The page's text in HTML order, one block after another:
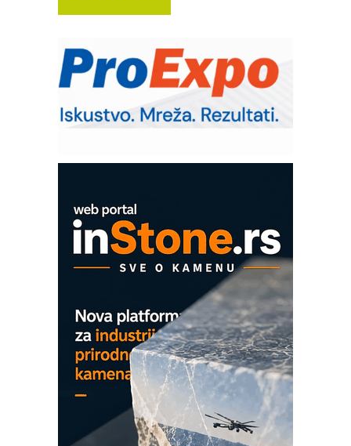
COMBYPACK
– Pametna signalizacija za efikasnije
upravljanje mašinama
Sigurnije ispitivanje transformatora u
solarnim elektranama i vetroparkovima
Pranje točkova na gradilištu- standard
ROSA i SCHUNK podižu proizvodnju
Detekcija različitih oblika
MAREX - Lim i mašine za savremena
rešenja
Marcom-plast d.o.o.- vaš pouzdan
CTO - Prilagodite svoju toplinsku
obradu!